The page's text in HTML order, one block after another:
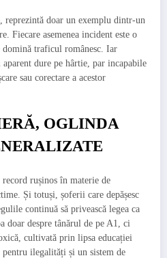
reprezintă doar un exemplu dintr-un
Fiecare asemenea incident este o
traficul românesc. Iar
dure pe hârtie, par incapabile
sau corectare a acestor
OGLINDA
rușinos în materie de
Și totuși, șoferii care depășesc
continuă să privească legea ca
doar despre tânărul de pe A1, ci
cultivată prin lipsa educației
ilegalități și un sistem de